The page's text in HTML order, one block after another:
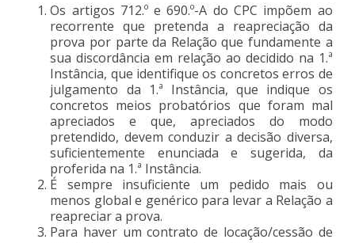
Os artigos 712.º e 690.º-A do CPC impõem ao
recorrente que pretenda a reapreciação da
prova por parte da Relação que fundamente a
sua discordância em relação ao decidido na 1.ª
Instância, que identifique os concretos erros de
julgamento da 1.ª Instância, que indique os
concretos meios probatórios que foram mal
apreciados e que, apreciados do modo
pretendido, devem conduzir a decisão diversa,
suficientemente enunciada e sugerida, da
proferida na 1.ª Instância.
É sempre insuficiente um pedido mais ou
menos global e genérico para levar a Relação a
reapreciar a prova.
Para haver um contrato de locação/cessão de